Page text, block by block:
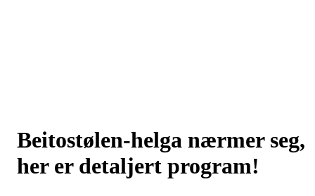
Beitostølen-helga nærmer seg,
her er detaljert program!